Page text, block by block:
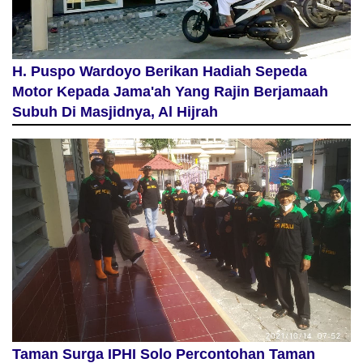
H. Puspo Wardoyo Berikan Hadiah Sepeda
Motor Kepada Jama'ah Yang Rajin Berjamaah
Subuh Di Masjidnya, Al Hijrah
Taman Surga IPHI Solo Percontohan Taman